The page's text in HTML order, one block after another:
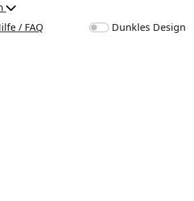
/ FAQ Dunkles Design